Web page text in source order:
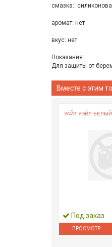
смазка::
аромат: нет
вкус: нет
Показания:
Для защиты от
Вместе с этим
УАЙТ УЭЙЛ БЕЛЫЙ
Под заказ
ПРОСМОТР